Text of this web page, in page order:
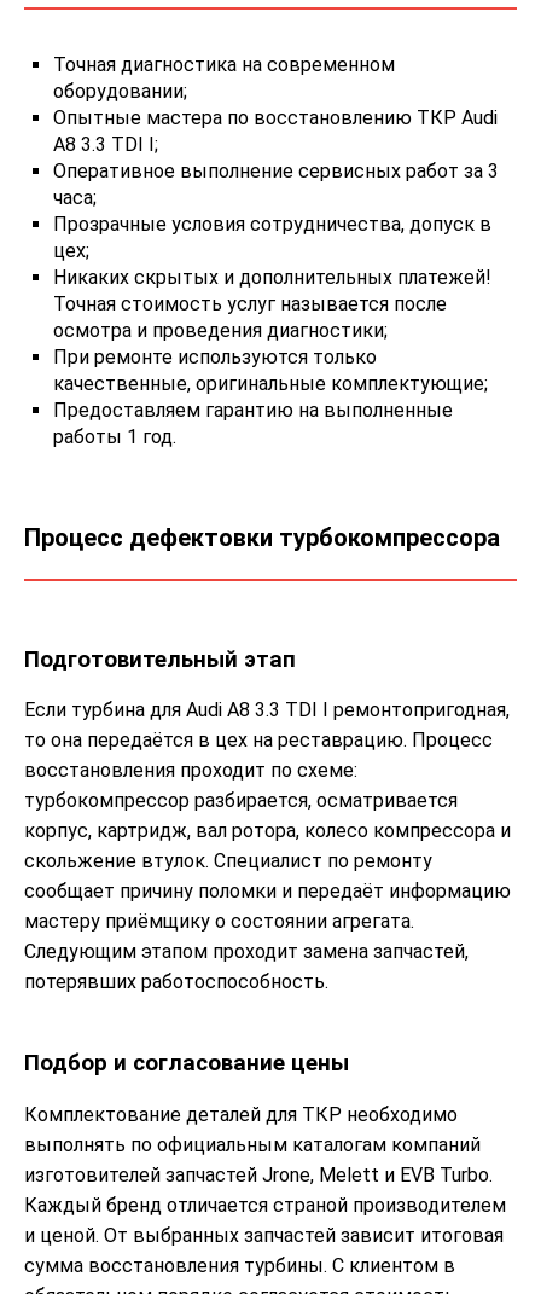
Точная диагностика на современном
оборудовании;
Опытные мастера по восстановлению ТКР Audi
A8 3.3 TDI I;
Оперативное выполнение сервисных работ за 3
часа;
Прозрачные условия сотрудничества, допуск в
цех;
Никаких скрытых и дополнительных платежей!
Точная стоимость услуг называется после
осмотра и проведения диагностики;
При ремонте используются только
качественные, оригинальные комплектующие;
Предоставляем гарантию на выполненные
работы 1 год.
Процесс дефектовки турбокомпрессора
Подготовительный этап
Если турбина для Audi A8 3.3 TDI I ремонтопригодная,
то она передаётся в цех на реставрацию. Процесс
восстановления проходит по схеме:
турбокомпрессор разбирается, осматривается
корпус, картридж, вал ротора, колесо компрессора и
скольжение втулок. Специалист по ремонту
сообщает причину поломки и передаёт информацию
мастеру приёмщику о состоянии агрегата.
Следующим этапом проходит замена запчастей,
потерявших работоспособность.
Подбор и согласование цены
Комплектование деталей для ТКР необходимо
выполнять по официальным каталогам компаний
изготовителей запчастей Jrone, Melett и EVB Turbo.
Каждый бренд отличается страной производителем
и ценой. От выбранных запчастей зависит итоговая
сумма восстановления турбины. С клиентом в